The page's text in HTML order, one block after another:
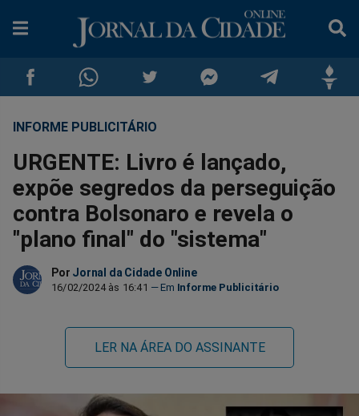
Compartilhar
no
Facebook
Compartilhar
no
Whatsapp
Compartilhar
no
Twitter
no
Messenger
no
Telegram
no
INFORME PUBLICITÁRIO
URGENTE: Livro é lançado,
expõe segredos da perseguição
contra Bolsonaro e revela o
"plano final" do "sistema"
Por Jornal da Cidade Online
16/02/2024 às 16:41 Informe Publicitário
LER NA ÁREA DO ASSINANTE